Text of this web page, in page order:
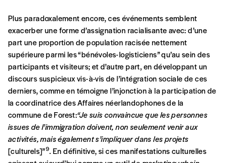
Plus paradoxalement encore, ces événements semblent
exacerber une forme d’assignation racialisante avec: d’une
part une proportion de population racisée nettement
supérieure parmi les “bénévoles-logisticiens” qu’au sein des
participants et visiteurs; et d’autre part, en développant un
discours suspicieux vis-à-vis de l’intégration sociale de ces
derniers, comme en témoigne l’injonction à la participation de
la coordinatrice des Affaires néerlandophones de la
commune de Forest:“Je suis convaincue que les personnes
issues de l’immigration doivent, non seulement venir aux
activités, mais également s’impliquer dans les projets
[culturels]”9. En définitive, si ces manifestations culturelles